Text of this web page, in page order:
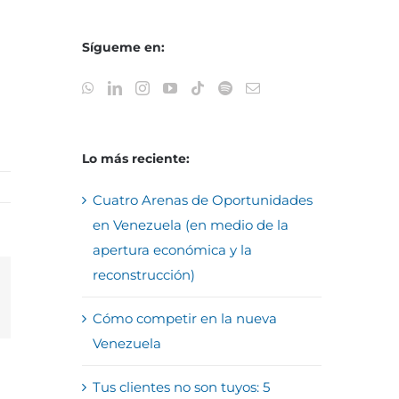
Sígueme en:
Lo más reciente:
Cuatro Arenas de Oportunidades
en Venezuela (en medio de la
apertura económica y la
reconstrucción)
Cómo competir en la nueva
Venezuela
Tus clientes no son tuyos: 5